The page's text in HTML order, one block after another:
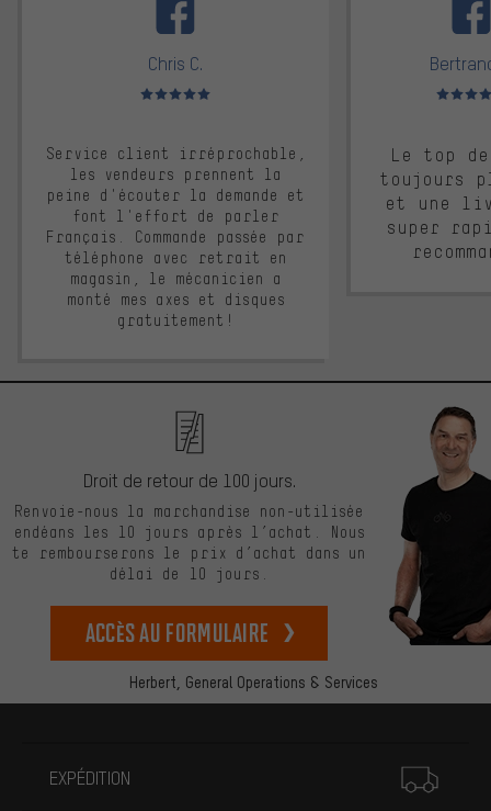
Chris C.
Note moyenne : 5 sur 5
Service client irréprochable,
les vendeurs prennent la
peine d'écouter la demande et
font l'effort de parler
Français. Commande passée par
téléphone avec retrait en
magasin, le mécanicien a
monté mes axes et disques
gratuitement!
Note
Le top
toujours
et une
super
Herbert, General Operations & Services
Droit de retour de 100 jours.
Renvoie-nous la marchandise non-utilisée
endéans les 10 jours après l’achat. Nous
te rembourserons le prix d’achat dans un
délai de 10 jours.
Accès au formulaire
EXPÉDITION